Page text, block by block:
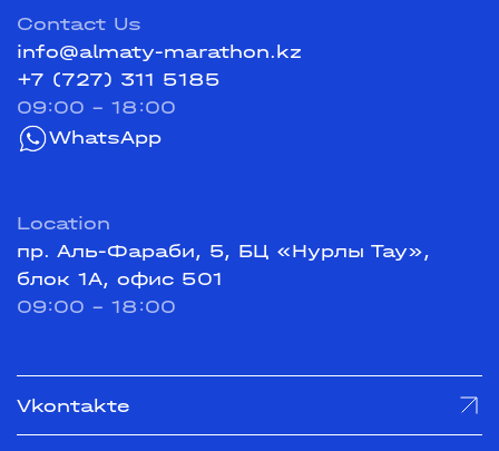
Contact Us
info@almaty-marathon.kz
+7 (727) 311 5185
09:00 - 18:00
WhatsApp
Location
пр. Аль-Фараби, 5, БЦ «Нурлы Тау»,
блок 1А, офис 501
09:00 - 18:00
Vkontakte